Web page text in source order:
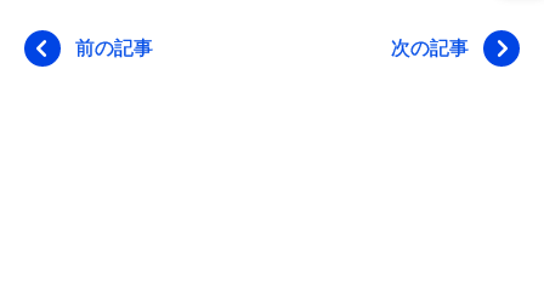
前の記事 次の記事